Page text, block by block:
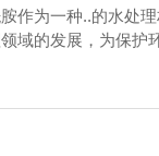
作为一种..的水处
域的发展，为保护